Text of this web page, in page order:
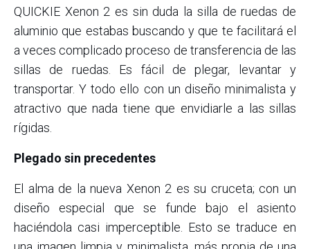
QUICKIE Xenon 2 es sin duda la silla de ruedas de
aluminio que estabas buscando y que te facilitará el
a veces complicado proceso de transferencia de las
sillas de ruedas. Es fácil de plegar, levantar y
transportar. Y todo ello con un diseño minimalista y
atractivo que nada tiene que envidiarle a las sillas
rígidas.
Plegado sin precedentes
El alma de la nueva Xenon 2 es su cruceta; con un
diseño especial que se funde bajo el asiento
haciéndola casi imperceptible. Esto se traduce en